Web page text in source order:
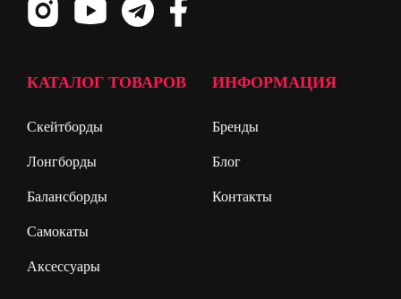
КАТАЛОГ ТОВАРОВ
Скейтборды
Лонгборды
Балансборды
Самокаты
Аксессуары
ИНФОРМАЦИЯ
Бренды
Блог
Контакты